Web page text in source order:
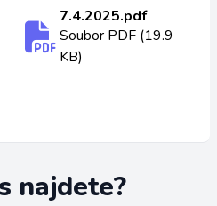
7.4.2025.pdf
Soubor PDF (19.9
KB)
najdete?